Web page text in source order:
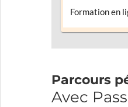
Formation en
Parcours
Avec